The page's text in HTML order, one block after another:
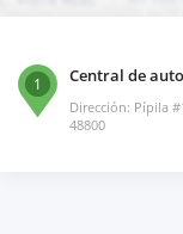
1 Central de
Dirección: Pípila
48800